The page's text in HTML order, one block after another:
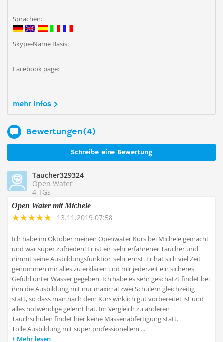
Sprachen:
Skype-Name Basis:
Facebook page:
mehr Infos
Bewertungen(4)
Schreibe eine Bewertung
Taucher329324
Open Water
4 TGs
Open Water mit Michele
13.11.2019 07:58
Ich habe im Oktober meinen Openwater Kurs bei Michele gemacht
und war super zufrieden! Er ist ein sehr erfahrener Taucher und
nimmt seine Ausbildungsfunktion sehr ernst. Er hat sich viel Zeit
genommen mir alles zu erklären und mir jederzeit ein sicheres
Gefühl unter Wasser gegeben. Ich habe es sehr geschätzt findet bei
ihm die Ausbildung mit nur maximal zwei Schülern gleichzeitig
statt, so dass man nach dem Kurs wirklich gut vorbereitet ist und
alles notwendige gelernt hat. Im Vergleich zu anderen
Tauchschulen findet hier keine Massenabfertigung statt.
Tolle Ausbildung mit super professionellem ...
Mehr lesen